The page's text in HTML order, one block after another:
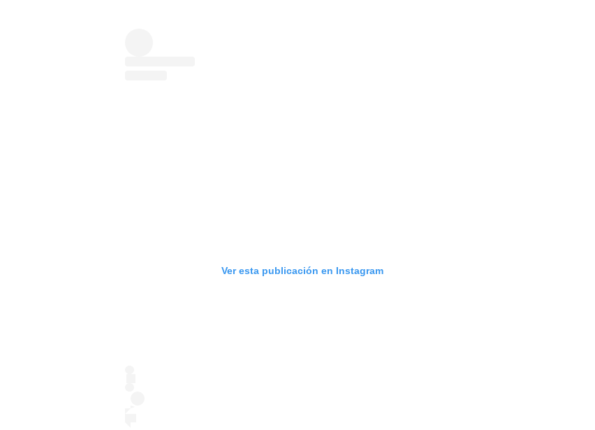
Ver esta publicación en Instagram